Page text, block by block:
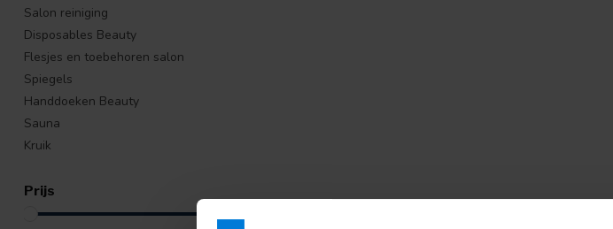
Salon reiniging
Disposables Beauty
Flesjes en toebehoren salon
Spiegels
Handdoeken Beauty
Sauna
Kruik
Prijs